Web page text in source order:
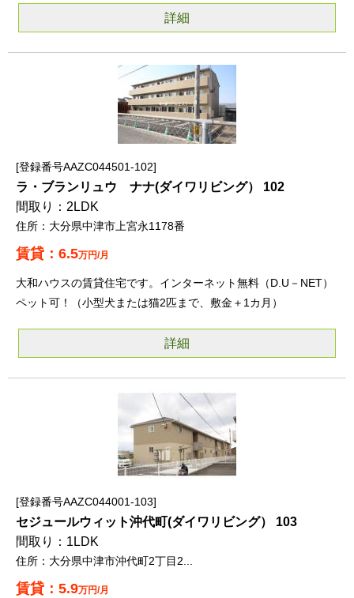
詳細
登録番号AAZC044501-102
ラ・ブランリュウ ナナ(ダイワリビング） 102
2LDK
大分県中津市上宮永1178番
6.5万円/月
大和ハウスの賃貸住宅です。インターネット無料（D.U－NET）
ペット可！（小型犬または猫2匹まで、敷金＋1カ月）
詳細
登録番号AAZC044001-103
セジュールウィット沖代町(ダイワリビング） 103
1LDK
大分県中津市沖代町2丁目2...
5.9万円/月